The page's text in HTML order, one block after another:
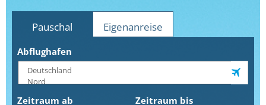
Pauschal Eigenanreise
Abflughafen
Zeitraum ab Zeitraum bis